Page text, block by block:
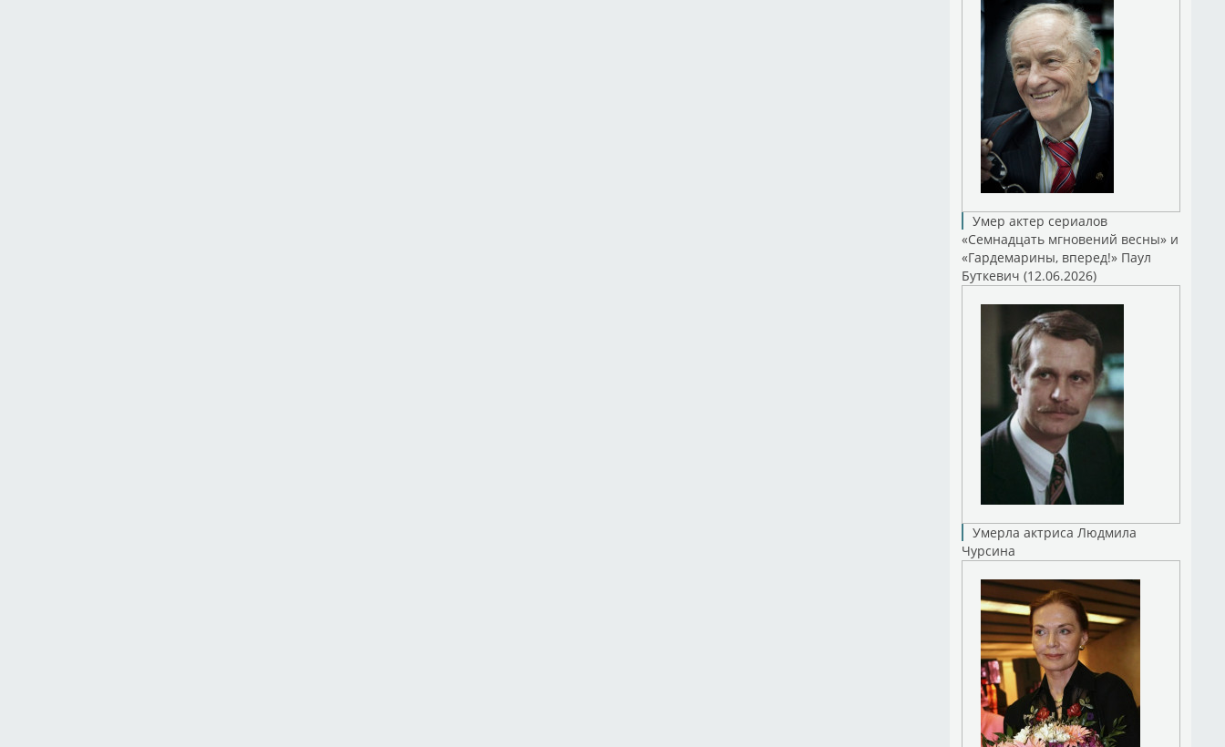
Умер актер сериалов
«Семнадцать мгновений весны» и
«Гардемарины, вперед!» Паул
Буткевич (12.06.2026)
Умерла актриса Людмила
Чурсина